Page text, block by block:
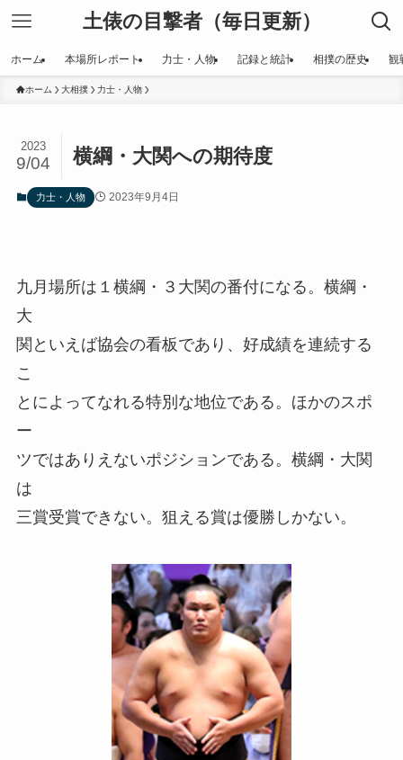
土俵の目撃者（毎日更新）
ホーム 本場所レポート 力士・人物 記録と統計 相撲の歴史 観
ホーム 大相撲 力士・人物
横綱・大関への期待度
2023
9/04
力士・人物 2023年9月4日
九月場所は１横綱・３大関の番付になる。横綱・
大
関といえば協会の看板であり、好成績を連続する
こ
とによってなれる特別な地位である。ほかのスポ
ー
ツではありえないポジションである。横綱・大関
は
三賞受賞できない。狙える賞は優勝しかない。